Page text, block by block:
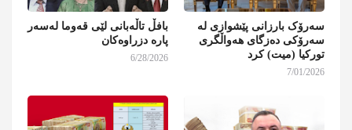
سەرۆک بارزانی پێشوازی لە
سەرۆکی دەزگای هەواڵگری
تورکیا (میت) کرد
7/01/2026
بافڵ تاڵەبانی لێی قەوما لەسەر
پارە دزراوەکان
6/28/2026